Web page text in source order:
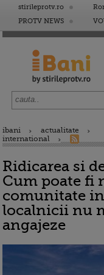
stirileprotv.ro
PROTV NEWS
ibani
actualitate
international
Ridicarea si
Cum poate fi
comunitate
localnicii nu
angajeze